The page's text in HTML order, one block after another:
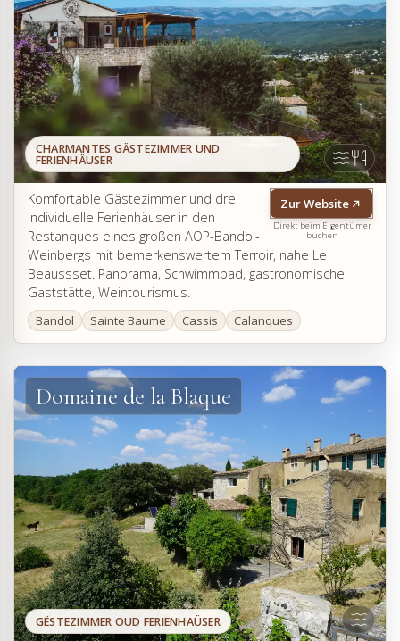
CHARMANTES GÄSTEZIMMER UND
FERIENHÄUSER
Zur Website
Direkt beim Eigentümer
buchen
Komfortable Gästezimmer und drei
individuelle Ferienhäuser in den
Restanques eines großen AOP-Bandol-
Weinbergs mit bemerkenswertem Terroir, nahe Le
Beaussset. Panorama, Schwimmbad, gastronomische
Gaststätte, Weintourismus.
Bandol Sainte Baume Cassis Calanques
GËSTEZIMMER OUD FERIENHAÜSER
Domaine de la Blaque